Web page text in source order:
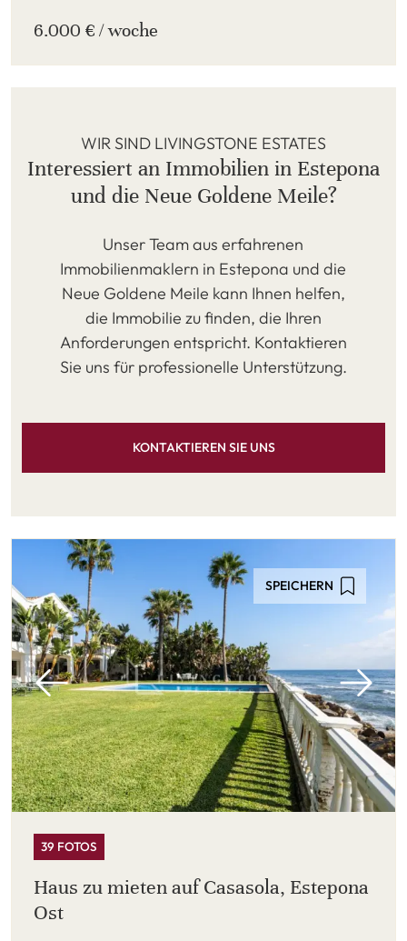
6.000 € / woche
WIR SIND LIVINGSTONE ESTATES
Interessiert an Immobilien in Estepona
und die Neue Goldene Meile?
Unser Team aus erfahrenen
Immobilienmaklern in Estepona und die
Neue Goldene Meile kann Ihnen helfen,
die Immobilie zu finden, die Ihren
Anforderungen entspricht. Kontaktieren
Sie uns für professionelle Unterstützung.
KONTAKTIEREN SIE UNS
SPEICHERN
39 FOTOS
Haus zu mieten auf Casasola, Estepona
Ost